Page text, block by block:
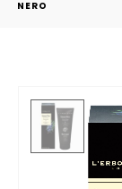
NERO